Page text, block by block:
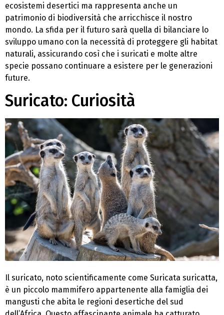
ecosistemi desertici ma rappresenta anche un
patrimonio di biodiversità che arricchisce il nostro
mondo. La sfida per il futuro sarà quella di bilanciare lo
sviluppo umano con la necessità di proteggere gli habitat
naturali, assicurando così che i suricati e molte altre
specie possano continuare a esistere per le generazioni
future.
Suricato: Curiosità
Il suricato, noto scientificamente come Suricata suricatta,
è un piccolo mammifero appartenente alla famiglia dei
mangusti che abita le regioni desertiche del sud